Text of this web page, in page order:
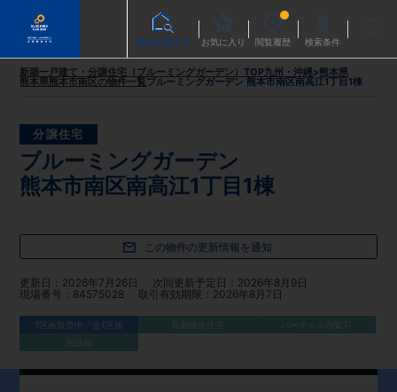
物件を探す お気に入り 閲覧履歴 検索条件
新築一戸建て・分譲住宅（ブルーミングガーデン）TOP九州・沖縄>熊本県
熊本県熊本市南区の物件一覧ブルーミングガーデン 熊本市南区南高江1丁目1棟
分譲住宅
ブルーミングガーデン
熊本市南区南高江1丁目1棟
この物件の更新情報を通知
更新日 2026年7月26日 次回更新予定日
2026年8月9日
現場番号
84575028 取引有効期限 2026年8月7日
1区画販売中／全1区画 長期優良住宅
バーチャル内覧可
完成前